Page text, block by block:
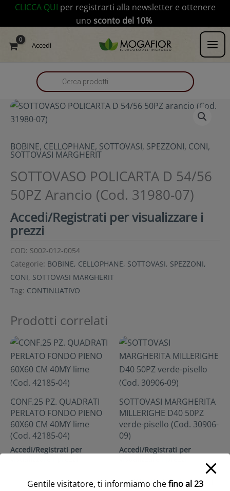
contenuto
CLICCA QUI per registrarti alla newsletter e ottenere
uno sconto del 10%
Accedi
Products
search
BOBINE, CELLOPHANE, SOTTOVASI, SPEZZONI, CONI,
SOTTOVASI MARGHERIT
SOTTOVASO POLICARTA D 54/56
50PZ Arancio (Cod. 31980-07)
Accedi/Registrati per visualizzare i
prezzi
COD: S002-012-0054
Categorie: BOBINE, CELLOPHANE, SOTTOVASI, SPEZZONI,
CONI, SOTTOVASI MARGHERIT
Tag: CONTINUATIVO
Prodotti correlati
CONF.25 PZ. QUADRATI
PERLATO FONDO PIENO
60X60 CM 40MY lime
(Cod. 42185-04)
Accedi/Registrati per
SOTTOVASI MARGHERITA
MILLERIGHE D40 50PZ
verde-pisello (Cod. 30906-
09)
Accedi/Registrati per
modal-check
Gentile visitatore, ti informiamo chefino al 23